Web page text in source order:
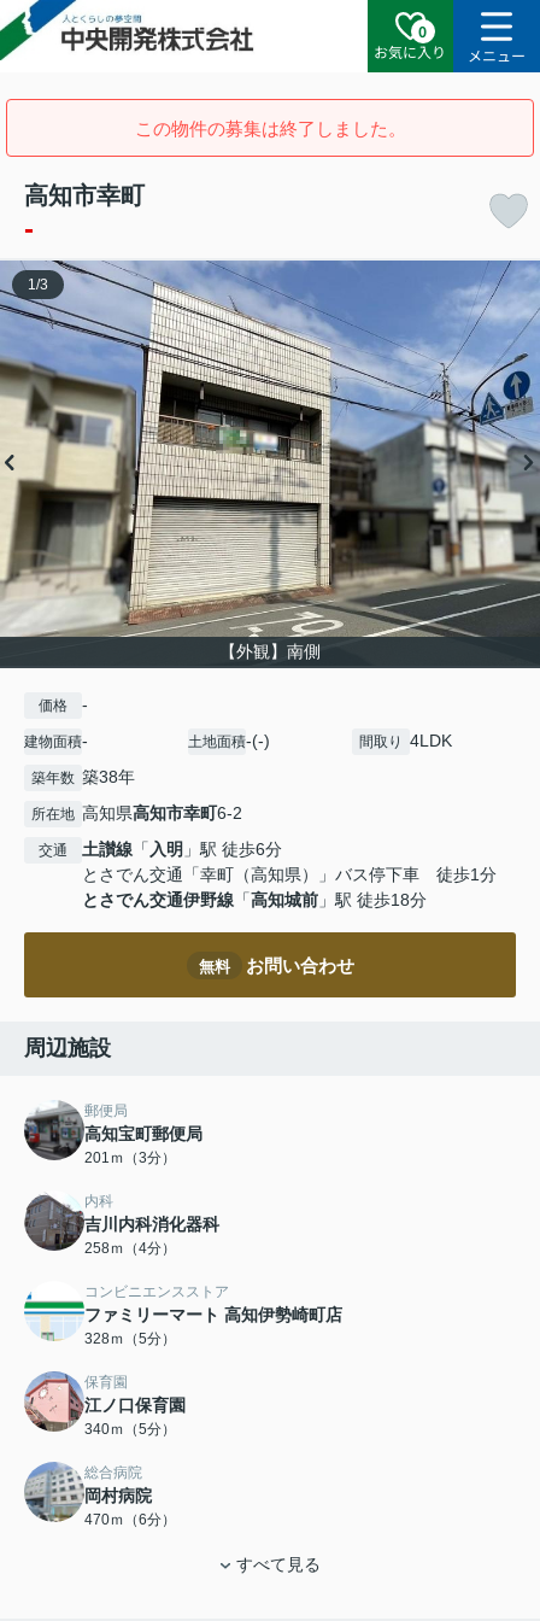
0
お気に入り
メニュー
この物件の募集は終了しました。
高知市幸町
-
【外観】南側
1 /3
価格 -
建物面積- 土地面積-(-) 間取り 4LDK
築年数 築38年
所在地 高知県高知市幸町6-2
交通 土讃線 「 入明 」駅 徒歩6分
とさでん交通「幸町（高知県）」バス停下車 徒歩1分
とさでん交通伊野線 「高知城前 」駅 徒歩18分
無料 お問い合わせ
周辺施設
郵便局
高知宝町郵便局
201ｍ（3分）
内科
吉川内科消化器科
258ｍ（4分）
コンビニエンスストア
ファミリーマート 高知伊勢崎町店
328ｍ（5分）
保育園
江ノ口保育園
340ｍ（5分）
総合病院
岡村病院
470ｍ（6分）
すべて見る